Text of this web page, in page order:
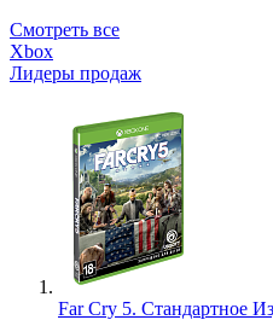
Смотреть все
Xbox
Лидеры продаж
Far Cry 5. Стандартное